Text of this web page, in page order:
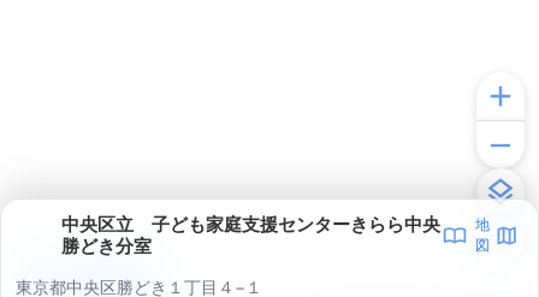
中央区立 子ども家庭支援センターきらら中央
勝どき分室
地
図
東京都中央区勝どき１丁目４−１
アプリで見る